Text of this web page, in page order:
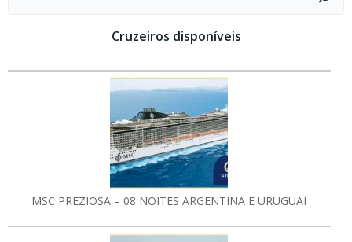
Cruzeiros disponíveis
MSC PREZIOSA – 08 NOITES ARGENTINA E URUGUAI